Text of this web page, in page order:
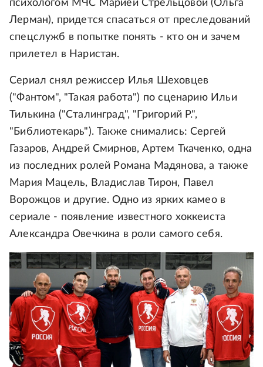
психологом МЧС Марией Стрельцовой (Ольга
Лерман), придется спасаться от преследований
спецслужб в попытке понять - кто он и зачем
прилетел в Наристан.
Сериал снял режиссер Илья Шеховцев
("Фантом", "Такая работа") по сценарию Ильи
Тилькина ("Сталинград", "Григорий Р.",
"Библиотекарь"). Также снимались: Сергей
Газаров, Андрей Смирнов, Артем Ткаченко, одна
из последних ролей Романа Мадянова, а также
Мария Мацель, Владислав Тирон, Павел
Ворожцов и другие. Одно из ярких камео в
сериале - появление известного хоккеиста
Александра Овечкина в роли самого себя.